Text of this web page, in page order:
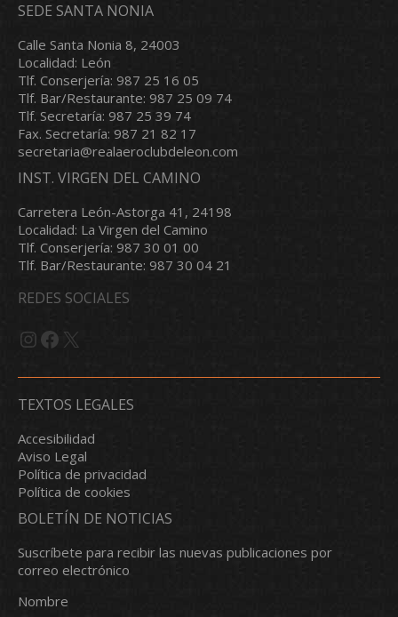
SEDE SANTA NONIA
Calle Santa Nonia 8, 24003
Localidad: León
Tlf. Conserjería: 987 25 16 05
Tlf. Bar/Restaurante: 987 25 09 74
Tlf. Secretaría: 987 25 39 74
Fax. Secretaría: 987 21 82 17
secretaria@realaeroclubdeleon.com
INST. VIRGEN DEL CAMINO
Carretera León-Astorga 41, 24198
Localidad: La Virgen del Camino
Tlf. Conserjería: 987 30 01 00
Tlf. Bar/Restaurante: 987 30 04 21
REDES SOCIALES
Instagram
Facebook
X
TEXTOS LEGALES
Accesibilidad
Aviso Legal
Política de privacidad
Política de cookies
BOLETÍN DE NOTICIAS
Suscríbete para recibir las nuevas publicaciones por
correo electrónico
Nombre